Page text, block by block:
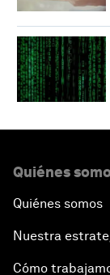
Quiénes
Quiénes somos
Nuestra
Cómo